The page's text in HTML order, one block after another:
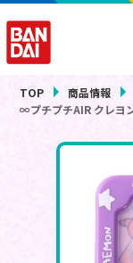
TOP
商品情報
∞プチプチAIR クレヨ